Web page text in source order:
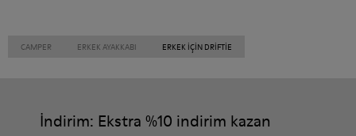
CAMPER ERKEK AYAKKABI ERKEK IÇIN DRIFTIE
İndirim: Ekstra %10 indirim kazan